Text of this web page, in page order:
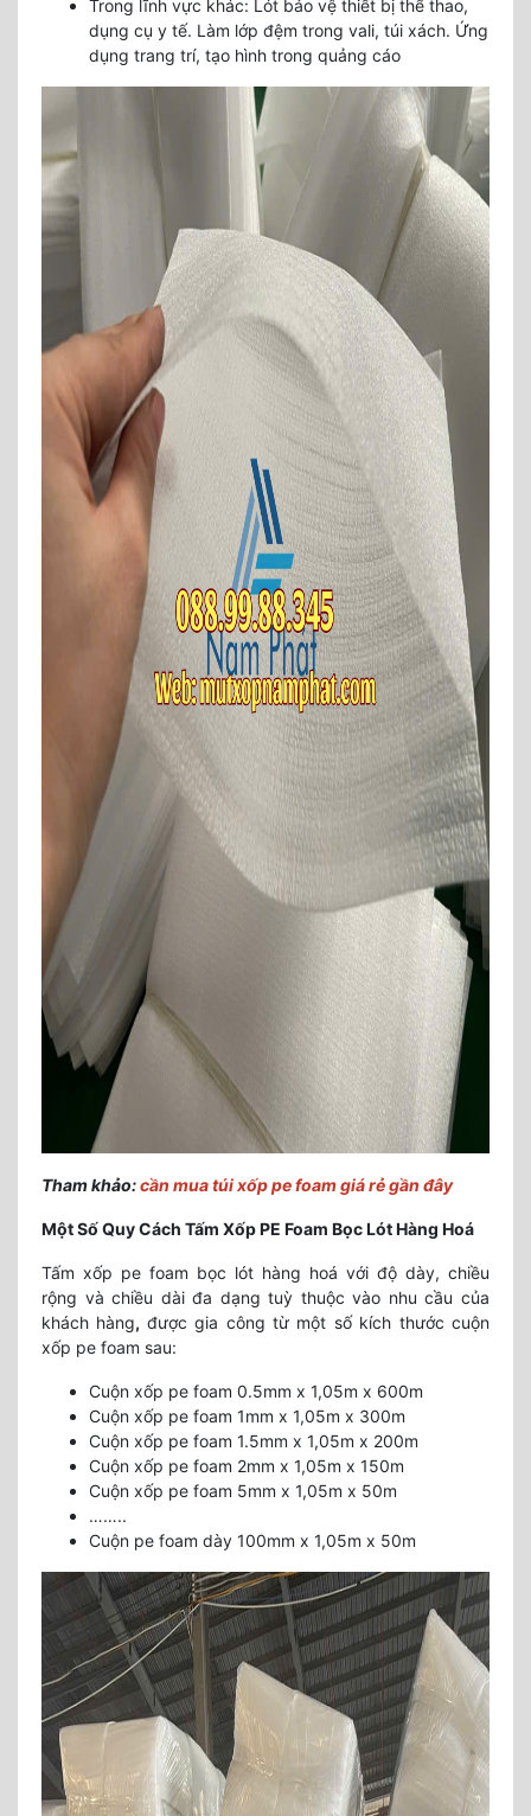
Trong lĩnh vực khác: Lót bảo vệ thiết bị thể thao,
dụng cụ y tế. Làm lớp đệm trong vali, túi xách. Ứng
dụng trang trí, tạo hình trong quảng cáo
Tham khảo:cần mua túi xốp pe foam giá rẻ gần đây
Một Số Quy Cách Tấm Xốp PE Foam Bọc Lót Hàng Hoá
Tấm xốp pe foam bọc lót hàng hoá với độ dày, chiều
rộng và chiều dài đa dạng tuỳ thuộc vào nhu cầu của
khách hàng, được gia công từ một số kích thước cuộn
xốp pe foam sau:
Cuộn xốp pe foam 0.5mm x 1,05m x 600m
Cuộn xốp pe foam 1mm x 1,05m x 300m
Cuộn xốp pe foam 1.5mm x 1,05m x 200m
Cuộn xốp pe foam 2mm x 1,05m x 150m
Cuộn xốp pe foam 5mm x 1,05m x 50m
……..
Cuộn pe foam dày 100mm x 1,05m x 50m